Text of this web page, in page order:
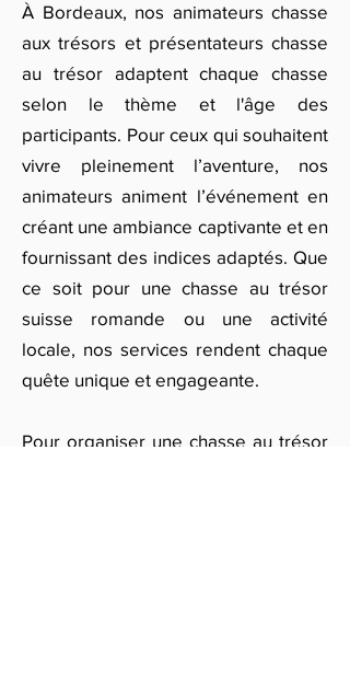
À Bordeaux, nos animateurs chasse
aux trésors et présentateurs chasse
au trésor adaptent chaque chasse
selon le thème et l'âge des
participants. Pour ceux qui souhaitent
vivre pleinement l’aventure, nos
animateurs animent l’événement en
créant une ambiance captivante et en
fournissant des indices adaptés. Que
ce soit pour une chasse au trésor
suisse romande ou une activité
locale, nos services rendent chaque
quête unique et engageante.
Pour organiser une chasse au trésor